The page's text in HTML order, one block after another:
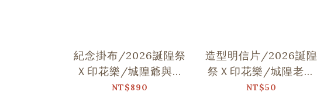
紀念掛布/2026誕隍祭
Ｘ印花樂/城隍爺與范
謝將軍跳舞
NT$890
造型明信片/2026誕隍
祭Ｘ印花樂/城隍老爺
跳舞
NT$50